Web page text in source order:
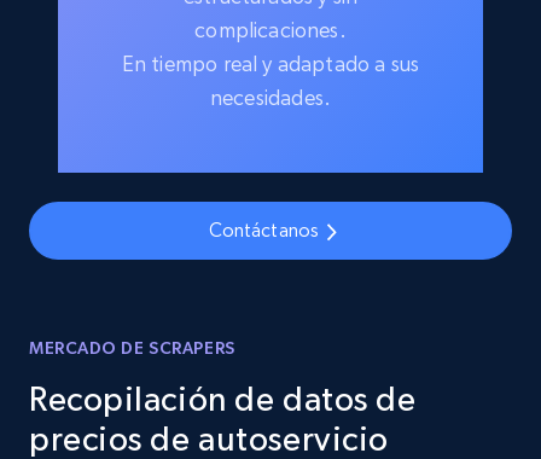
complicaciones.
En tiempo real y adaptado a sus
necesidades.
Contáctanos
MERCADO DE SCRAPERS
Recopilación de datos de
precios de autoservicio